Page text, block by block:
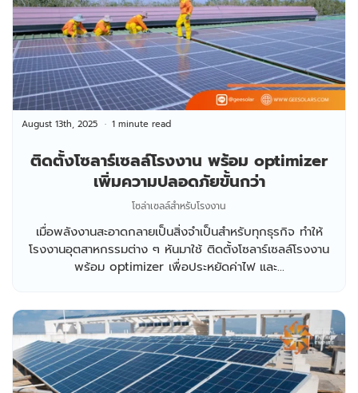
ติดตั้งโซลาร์เซลล์โรงงาน พร้อม optimizer
เพิ่มความปลอดภัยขั้นกว่า
August 13th, 2025 1 minute read
โซล่าเซลล์สำหรับโรงงาน
เมื่อพลังงานสะอาดกลายเป็นสิ่งจำเป็นสำหรับทุกธุรกิจ ทำให้
โรงงานอุตสาหกรรมต่าง ๆ หันมาใช้ ติดตั้งโซลาร์เซลล์โรงงาน
พร้อม optimizer เพื่อประหยัดค่าไฟ และ...